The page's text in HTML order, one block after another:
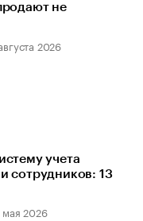
не
2026
учета
сотрудников: 13
мая 2026